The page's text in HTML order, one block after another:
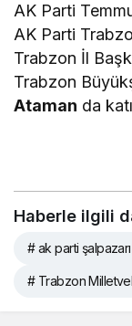
AK Parti
AK Parti
Trabzon İl
Trabzon
Ataman da
Haberle ilgili
# ak parti
# Trabzon